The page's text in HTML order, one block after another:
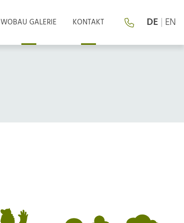
WOBAU GALERIE KONTAKT DE | EN